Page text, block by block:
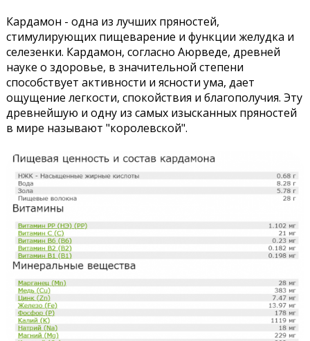
Кардамон - одна из лучших пряностей,
стимулирующих пищеварение и функции желудка и
селезенки. Кардамон, согласно Аюрведе, древней
науке о здоровье, в значительной степени
способствует активности и ясности ума, дает
ощущение легкости, спокойствия и благополучия. Эту
древнейшую и одну из самых изысканных пряностей
в мире называют "королевской".